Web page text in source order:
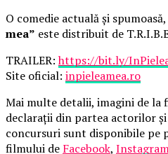
O comedie actuală și
mea” este distribuit de
TRAILER:https://bit.ly/
Site oficial: inpieleamea.ro
Mai multe detalii, imagini de
declarații din partea actorilor
concursuri sunt disponibile pe
filmului de Facebook,